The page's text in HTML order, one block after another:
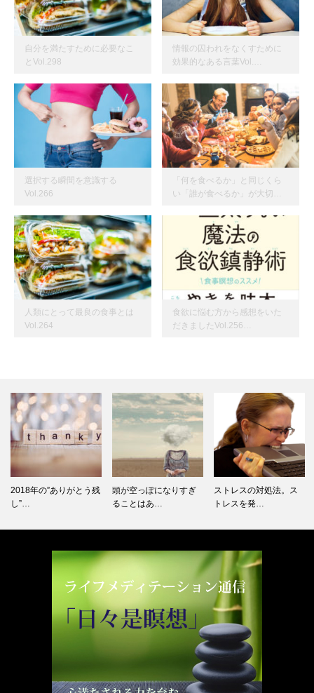
自分を満たすために必要なこ
とVol.298
情報の囚われをなくすために
効果的なある言葉Vol.…
選択する瞬間を意識する
Vol.266
「何を食べるか」と同じくら
い「誰が食べるか」が大切…
人類にとって最良の食事とは
Vol.264
食欲に悩む方から感想をいた
だきましたVol.256…
2018年の”ありがとう残
し”…
頭が空っぽになりすぎ
ることはあ…
ストレスの対処法。ス
トレスを発…